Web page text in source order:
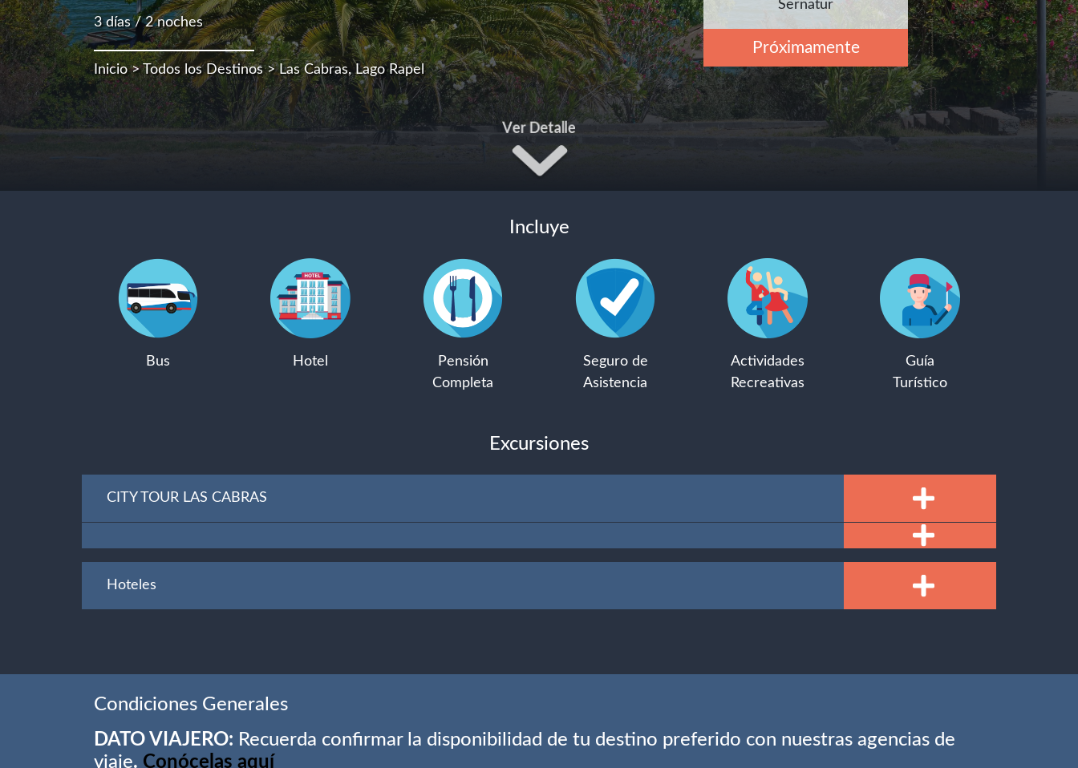
3 días / 2 noches
Inicio>Todos los Destinos> Las Cabras, Lago Rapel
Sernatur
Próximamente
Ver Detalle
Incluye
Bus Hotel
Pensión
Completa
Seguro de
Asistencia
Actividades
Recreativas
Guía
Turístico
Excursiones
CITY TOUR LAS CABRAS
Hoteles
Condiciones Generales
DATO VIAJERO: Recuerda confirmar la disponibilidad de tu destino preferido con nuestras agencias de
viaje. Conócelas aquí